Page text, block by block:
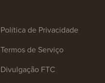
Política de Privacidade
Termos de Serviço
Divulgação FTC